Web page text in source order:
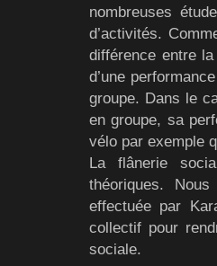
nombreuses
d’activités.
différence entre
d’une
groupe. Dans le
en groupe, sa
vélo par exemple
La flânerie
théoriques.
effectuée par
collectif pour
sociale.